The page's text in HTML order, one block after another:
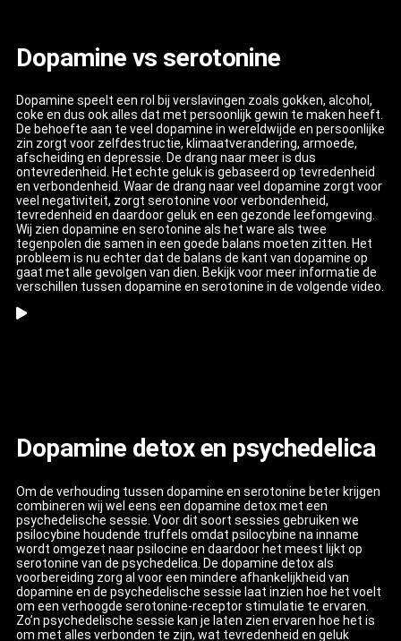
Dopamine vs serotonine
Dopamine speelt een rol bij verslavingen zoals gokken, alcohol,
coke en dus ook alles dat met persoonlijk gewin te maken heeft.
De behoefte aan te veel dopamine in wereldwijde en persoonlijke
zin zorgt voor zelfdestructie, klimaatverandering, armoede,
afscheiding en depressie. De drang naar meer is dus
ontevredenheid. Het echte geluk is gebaseerd op tevredenheid
en verbondenheid. Waar de drang naar veel dopamine zorgt voor
veel negativiteit, zorgt serotonine voor verbondenheid,
tevredenheid en daardoor geluk en een gezonde leefomgeving.
Wij zien dopamine en serotonine als het ware als twee
tegenpolen die samen in een goede balans moeten zitten. Het
probleem is nu echter dat de balans de kant van dopamine op
gaat met alle gevolgen van dien. Bekijk voor meer informatie de
verschillen tussen dopamine en serotonine in de volgende video.
Dopamine detox en psychedelica
Om de verhouding tussen dopamine en serotonine beter krijgen
combineren wij wel eens een dopamine detox met een
psychedelische sessie. Voor dit soort sessies gebruiken we
psilocybine houdende truffels omdat psilocybine na inname
wordt omgezet naar psilocine en daardoor het meest lijkt op
serotonine van de psychedelica. De dopamine detox als
voorbereiding zorg al voor een mindere afhankelijkheid van
dopamine en de psychedelische sessie laat inzien hoe het voelt
om een verhoogde serotonine-receptor stimulatie te ervaren.
Zo’n psychedelische sessie kan je laten zien ervaren hoe het is
om met alles verbonden te zijn, wat tevredenheid en geluk